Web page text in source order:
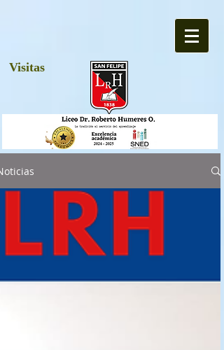
Visitas